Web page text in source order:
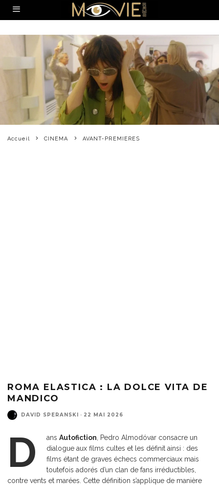
Accueil CINEMA AVANT-PREMIERES
ROMA ELASTICA : LA DOLCE VITA DE
MANDICO
DAVID SPERANSKI · 22 MAI 2026
D ans Autofiction , Pedro Almodóvar consacre un
dialogue aux films cultes et les définit ainsi : des
films étant de graves échecs commerciaux mais
toutefois adorés d’un clan de fans irréductibles,
contre vents et marées. Cette définition s’applique de manière